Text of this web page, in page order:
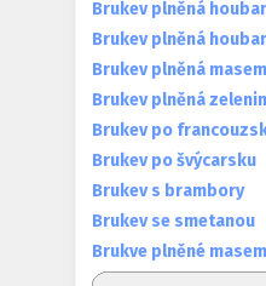
Brukev plněná
Brukev plněná
Brukev plněná masem
Brukev plněná
Brukev po
Brukev po švýcarsku
Brukev s brambory
Brukev se smetanou
Brukve plněné